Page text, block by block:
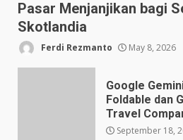
Pasar Menjanjikan bagi
Skotlandia
Ferdi Rezmanto May 8, 2026
Google
Foldable dan
Travel
September 18,